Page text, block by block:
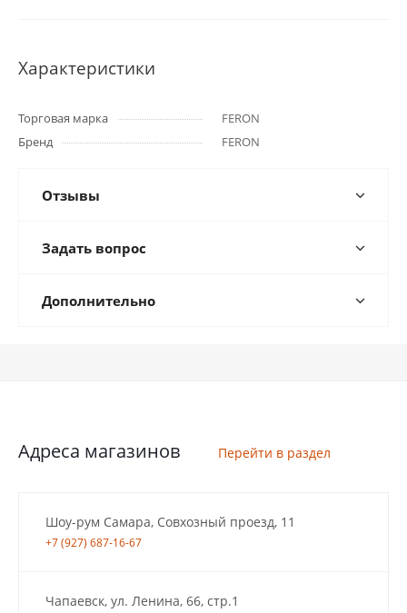
Характеристики
Торговая марка
FERON
Бренд
FERON
Отзывы
Задать вопрос
Дополнительно
Адреса магазинов Перейти в раздел
Шоу-рум Самара, Совхозный проезд, 11
+7 (927) 687-16-67
Чапаевск, ул. Ленина, 66, стр.1